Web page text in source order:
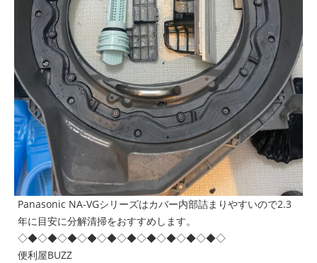
Panasonic NA-VGシリーズはカバー内部詰まりやすいので2.3
年に目安に分解清掃をおすすめします。
◇◆◇◆◇◆◇◆◇◆◇◆◇◆◇◆◇◆◇◆◇
便利屋BUZZ